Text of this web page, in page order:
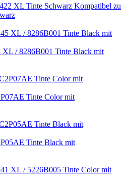
Kompatibel zu
XL / 8286B001 Tinte Black mit
Tinte Color mit
Tinte Black mit